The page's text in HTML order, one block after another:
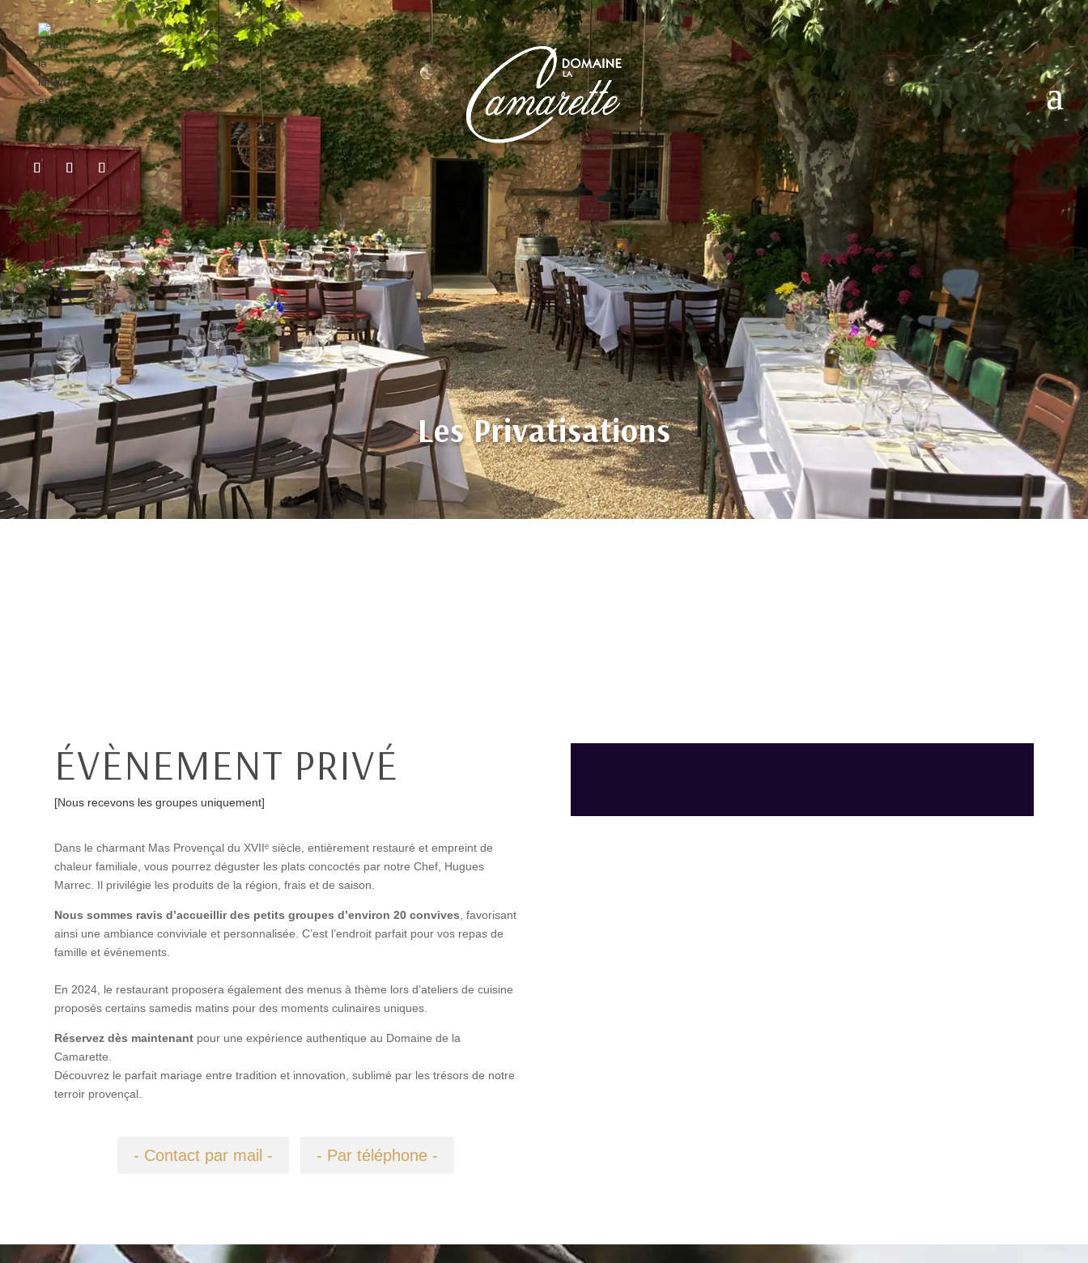
Les Privatisations
ÉVÈNEMENT PRIVÉ
[Nous recevons les groupes uniquement]
Dans le charmant Mas Provençal du XVIIᵉ siècle, entièrement restauré et empreint de
chaleur familiale, vous pourrez déguster les plats concoctés par notre Chef, Hugues
Marrec. Il privilégie les produits de la région, frais et de saison.
Nous sommes ravis d’accueillir des petits groupes d’environ 20 convives, favorisant
ainsi une ambiance conviviale et personnalisée. C’est l’endroit parfait pour vos repas de
famille et événements.
En 2024, le restaurant proposera également des menus à thème lors d’ateliers de cuisine
proposés certains samedis matins pour des moments culinaires uniques.
Réservez dès maintenant pour une expérience authentique au Domaine de la
Camarette.
Découvrez le parfait mariage entre tradition et innovation, sublimé par les trésors de notre
terroir provençal.
- Contact par mail - - Par téléphone -